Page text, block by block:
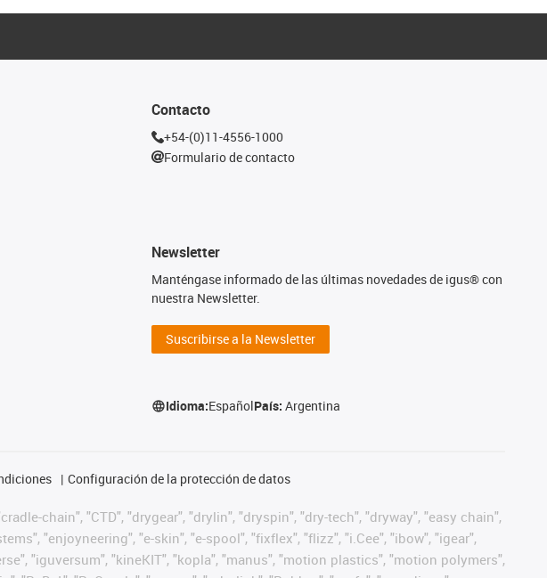
Contacto
+54-(0)11-4556-1000
Formulario de contacto
Newsletter
Manténgase informado de las últimas novedades de igus® con
nuestra Newsletter.
Suscribirse a la Newsletter
Idioma:EspañolPaís:Argentina
Configuración de la protección de datos
chain", "CTD", "drygear", "drylin", "dryspin", "dry-tech", "dryway", "easy chain",
"enjoyneering", "e-skin", "e-spool", "fixflex", "flizz", "i.Cee", "ibow", "igear",
"iguversum", "kineKIT", "kopla", "manus", "motion plastics", "motion polymers",